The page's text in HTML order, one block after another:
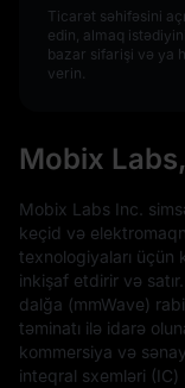
Ticarət səhifəsini
edin, almaq
bazar sifarişi və ya
verin.
Mobix
Mobix Labs Inc.
keçid və
texnologiyaları üçün
inkişaf etdirir və
dalğa (mmWave)
təminatı ilə idarə
kommersiya və
inteqral sxemləri (IC)